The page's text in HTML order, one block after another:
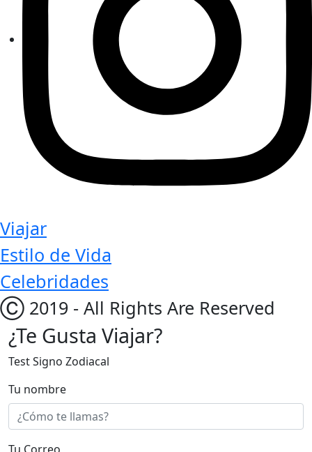
Viajar
Estilo de Vida
Celebridades
Ⓒ 2019 - All Rights Are Reserved
¿Te Gusta Viajar?
Test Signo Zodiacal
Tu nombre